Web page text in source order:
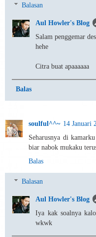
Balasan
Aul Howler's Blog
Salam penggemar
hehe
Citra buat apaaaaaa
Balas
soulful^^~ 14 Januari
Seharusnya di
biar nabok mukaku
Balas
Balasan
Aul Howler's Blog
Iya kak soalnya
wkwk